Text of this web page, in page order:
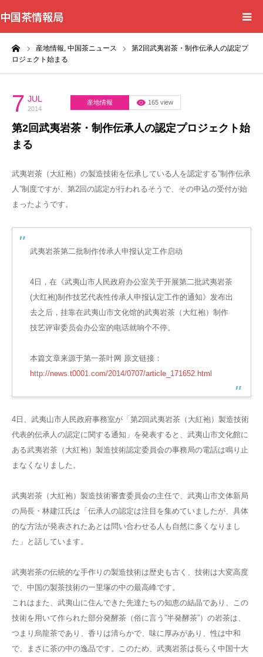
中国茶情報局
産地情報, 中国茶ニュース
第2回武夷岩茶・制作伝承人の認定プ
ロジェクト始まる
7 JUL
2014
産地情報 165 view
第2回武夷岩茶・制作伝承人の認定プロジェクト始
まる
武夷岩茶（大紅袍）の製造技術を伝承している人を認定する”制作伝承
人”制度ですが、第2回の認定が行われるそうで、その申込の受付が始
まったようです。
武夷岩茶第二批制作传承人申报认定工作启动
4日，在《武夷山市人民政府办公室关于开展第二批武夷岩茶
(大红袍)制作技艺代表性传承人申报认定工作的通知》发布出
去之后，挂靠在武夷山市文化馆的武夷岩茶（大红袍）制作
技艺评审委员会办公室的电话就响个不停。
本篇文章来源于第一茶叶网 原文链接：
http://news.t0001.com/2014/0707/article_171652.html
4日、武夷山市人民政府事務室が「第2回武夷岩茶（大紅袍）製造技術
代表的伝承人の認定に関する通知」を発表すると、武夷山市文化館に
ある武夷岩茶（大紅袍）製造技術認定委員会の事務局の電話は鳴り止
まなくなりました。
武夷岩茶（大紅袍）製造技術審査委員会の主任で、武夷山市文体新局
の局長・林建江氏は「伝承人の認定は注目を集めていましたが、具体
的な方法が発表されたあとは問い合わせる人も自然に多くなりまし
た」と話しています。
武夷岩茶の伝統的な手作りの製造技術は歴史も古く、技術は大変高度
で、中国の製茶技術の一里塚の中の最高峰です。
これはまた、武夷山に住んできた先達たちの知恵の結晶であり、この
技術を用いて作られた部分発酵茶（俗に言う”半発酵茶”）の岩茶は、
つまり烏龍茶であり、香りは清らかで、味に厚みがあり、性は中和
で、まさに茶の中の逸品です。このため、武夷岩茶は長らく中国十大
Home
WordBank
Books